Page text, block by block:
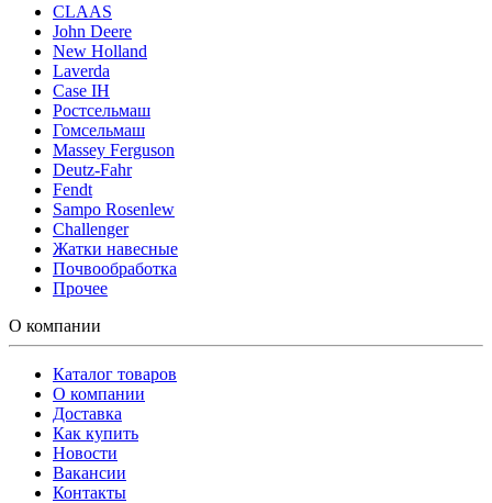
CLAAS
John Deere
New Holland
Laverda
Case IH
Ростсельмаш
Гомсельмаш
Massey Ferguson
Deutz-Fahr
Fendt
Sampo Rosenlew
Challenger
Жатки навесные
Почвообработка
Прочее
О компании
Каталог товаров
О компании
Доставка
Как купить
Новости
Вакансии
Контакты